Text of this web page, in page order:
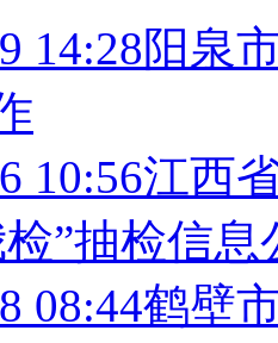
14:28阳泉
10:56江西
”抽检信
08:44鹤壁